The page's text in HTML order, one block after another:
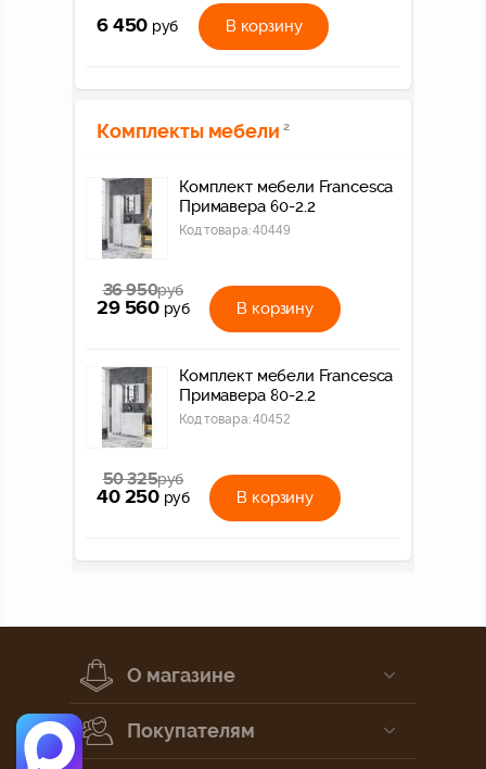
6 450 руб В корзину
Комплекты мебели 2
Комплект мебели Francesca
Примавера 60-2.2
Код товара:40449
36 950руб
29 560 руб В корзину
Комплект мебели Francesca
Примавера 80-2.2
Код товара:40452
50 325руб
40 250 руб В корзину
О магазине
Покупателям